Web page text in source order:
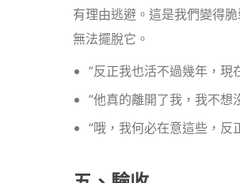
有理由逃避。這是我們變得
無法擺脫它。
“反正我也活不過幾年，現
“他真的離開了我，我不想
“哦，我何必在意這些，反